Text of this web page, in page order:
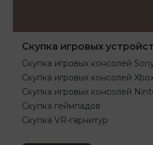
Скупка игровых
Скупка игровых консолей
Скупка игровых консолей
Скупка игровых консолей
Скупка геймпадов
Скупка VR-гарнитур